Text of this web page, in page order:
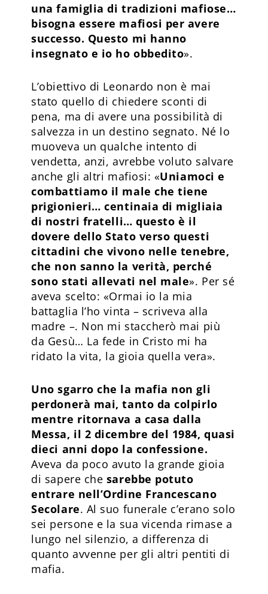
una famiglia di tradizioni mafiose…
bisogna essere mafiosi per avere
successo. Questo mi hanno
insegnato e io ho obbedito».
L’obiettivo di Leonardo non è mai
stato quello di chiedere sconti di
pena, ma di avere una possibilità di
salvezza in un destino segnato. Né lo
muoveva un qualche intento di
vendetta, anzi, avrebbe voluto salvare
anche gli altri mafiosi: «Uniamoci e
combattiamo il male che tiene
prigionieri… centinaia di migliaia
di nostri fratelli… questo è il
dovere dello Stato verso questi
cittadini che vivono nelle tenebre,
che non sanno la verità, perché
sono stati allevati nel male». Per sé
aveva scelto: «Ormai io la mia
battaglia l’ho vinta – scriveva alla
madre –. Non mi staccherò mai più
da Gesù… La fede in Cristo mi ha
ridato la vita, la gioia quella vera».
Uno sgarro che la mafia non gli
perdonerà mai, tanto da colpirlo
mentre ritornava a casa dalla
Messa, il 2 dicembre del 1984, quasi
dieci anni dopo la confessione.
Aveva da poco avuto la grande gioia
di sapere che sarebbe potuto
entrare nell’Ordine Francescano
Secolare. Al suo funerale c’erano solo
sei persone e la sua vicenda rimase a
lungo nel silenzio, a differenza di
quanto avvenne per gli altri pentiti di
mafia.